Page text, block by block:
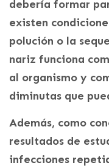
debería formar
existen
polución o la
nariz funciona
al organismo y
diminutas que
Además, como
resultados de
infecciones